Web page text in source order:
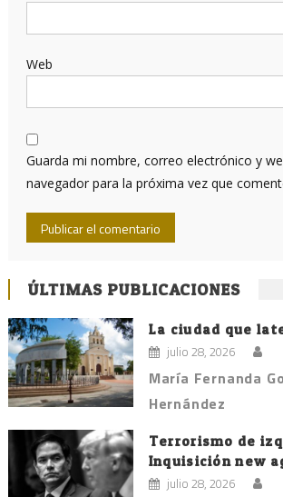
Web
Guarda mi nombre, correo electrónico y
navegador para la próxima vez que
ÚLTIMAS PUBLICACIONES
La ciudad que
julio 28, 2026
María Fernanda
Hernández
Terrorismo de
Inquisición new
julio 28, 2026